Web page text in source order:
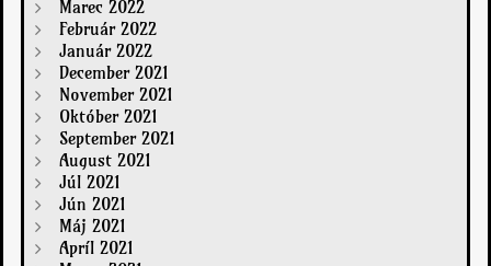
Marec 2022
Február 2022
Január 2022
December 2021
November 2021
Október 2021
September 2021
August 2021
Júl 2021
Jún 2021
Máj 2021
Apríl 2021